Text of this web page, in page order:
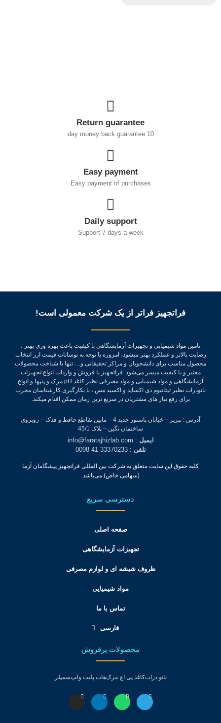
Return guarantee
10 day money back guarantee
Easy payment
Easy payment of purchases
Daily support
Support 7 days a week
فراتجهیز فراتر از یک شرکت معمولی است!
تامین مواد شیمیایی و تجهیزات آزمایشگاهی با کیفیت باعث بهره وری بهتر ،
رضایت بالاتر و عملکرد بهتر میشود، امروزه با توجه به نوسانات قیمت ارز انتخاب
محصول مناسب برای دانشجویان و مراکز تحقیقاتی و… تنها با شناخت محصولات
معتبر و با کیفیت میسر می‌شود.فراتجهیز با فروش و واردات انواع تجهیزات
آزمایشگاهی و مواد شیمیایی و مواد مصرفی نظیر کاغذ pH مرک و پنپها و انواع
نانوذرات نظیر تیتانیوم دی اکساید و اکسید مس ، با بکارگیری کارشناسان مجرب
برای رفع نیاز های مشتریان در سریع ترین زمان ممکن اقدام میکند.
آدرس : تبریز – خیابان پاستور جدید 4 – مابین تقاطع حافظ و فدک – روبروی
ساختمان نگین – پلاک 45/1
ایمیل : info@faratajhizlab.com
تلفن: 33370233 41 0098
کلیه حقوق این سایت متعلق به شرکت بین المللی فراتجهیز پیشگامان آزما
(سهامی خاص) می‌باشد.
دسترسی سریع
صفحه اصلی
تجهیزات آزمایشگاهی
ظروف شیشه ای و لوازم مصرفی
مواد شیمیایی
تماس با ما
فارسی
محصولات پرفروش
نانو ذراتکاغذ پی اچ مرکهات پلیت ولپسمپلر